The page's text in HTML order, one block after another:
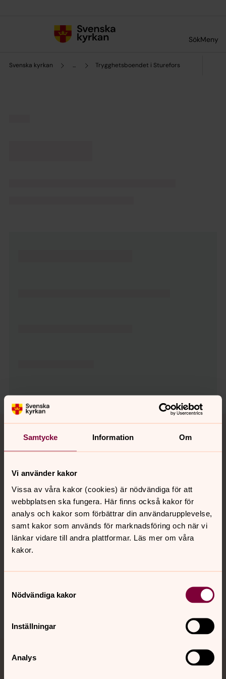
Samtycke Information Om
Vi använder kakor
Vissa av våra kakor (cookies) är nödvändiga för att
webbplatsen ska fungera. Här finns också kakor för
analys och kakor som förbättrar din användarupplevelse,
samt kakor som används för marknadsföring och när vi
länkar vidare till andra plattformar. Läs mer om våra
kakor.
Nödvändiga kakor
Inställningar
Analys
SökMeny
Svenska kyrkan ... Trygghetsboendet i Sturefors
Tillbaka till toppen
Tillbaka till innehållet
Kontakt
Kalender
Hitta snabbt
Jourhavande präst